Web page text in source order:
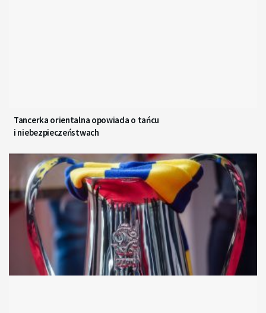
Tancerka orientalna opowiada o tańcu
i niebezpieczeństwach